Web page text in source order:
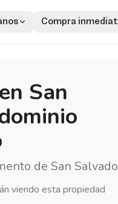
Compra
San
de San
viendo esta propiedad